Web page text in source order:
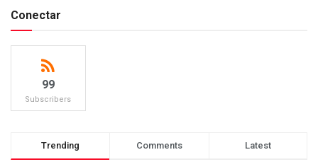
Conectar
99
Subscribers
Trending Comments Latest